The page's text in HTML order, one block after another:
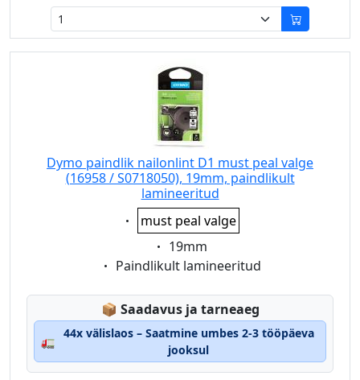
Dymo paindlik nailonlint D1 must peal valge
(16958 / S0718050), 19mm, paindlikult
lamineeritud
Eigenschaft:
must peal valge
Eigenschaft:
19mm
Eigenschaft:
Paindlikult lamineeritud
📦 Lagerstatus:
Saadavus ja tarneaeg
🚛
44x välislaos – Saatmine umbes 2-3 tööpäeva
jooksul